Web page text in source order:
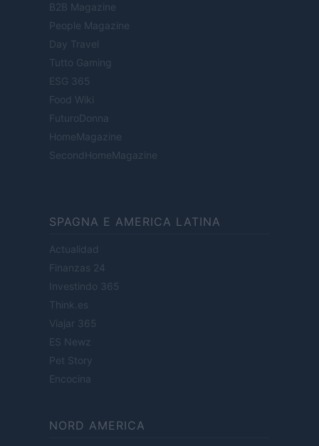
B2B Magazine
People Magazine
Day Travel
Tutto Gaming
ESG 365
Food Wiki
FuturoDonna
HomeMagazine
SecondHomeMagazine
SPAGNA E AMERICA LATINA
Actualidad
Finanzas 24
Investindo 365
Think.es
Viajar 365
ES Newz
Pet Story
Encocina
NORD AMERICA